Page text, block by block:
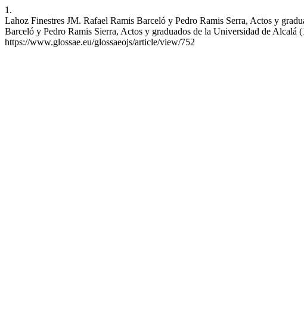
1.
Lahoz Finestres JM. Rafael Ramis Barceló y Pedro Ramis Serra, Actos y
Barceló y Pedro Ramis Sierra, Actos y graduados de la Universidad de
https://www.glossae.eu/glossaeojs/article/view/752